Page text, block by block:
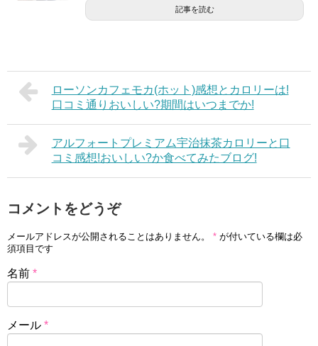
記事を読む
ローソンカフェモカ(ホット)感想とカロリーは!
口コミ通りおいしい?期間はいつまでか!
アルフォートプレミアム宇治抹茶カロリーと口
コミ感想!おいしい?か食べてみたブログ!
コメントをどうぞ
メールアドレスが公開されることはありません。 * が付いている欄は必
須項目です
名前 *
メール *